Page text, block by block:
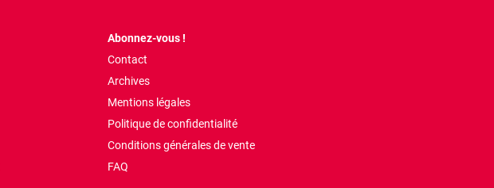
Abonnez-vous !
Contact
Archives
Mentions légales
Politique de confidentialité
Conditions générales de vente
FAQ